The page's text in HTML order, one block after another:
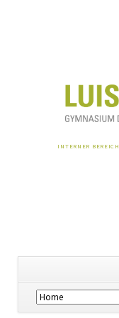
NAVIGATION
INTERNER BEREICH
Navigation
überspringen